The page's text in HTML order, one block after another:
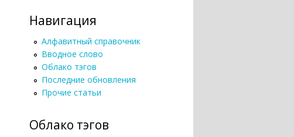
Навигация
Алфавитный справочник
Вводное слово
Облако тэгов
Последние обновления
Прочие статьи
Облако тэгов